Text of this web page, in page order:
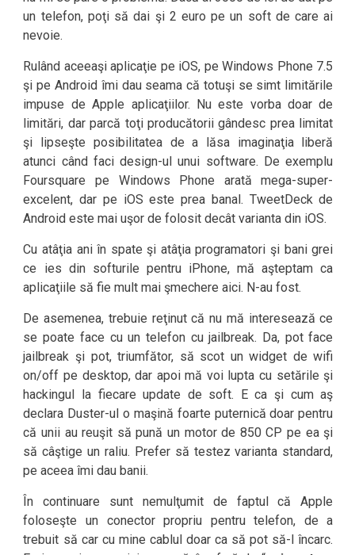
un telefon, poţi să dai şi 2 euro pe un soft de care ai
nevoie.
Rulând aceeaşi aplicaţie pe iOS, pe Windows Phone 7.5
şi pe Android îmi dau seama că totuşi se simt limitările
impuse de Apple aplicaţiilor. Nu este vorba doar de
limitări, dar parcă toţi producătorii gândesc prea limitat
şi lipseşte posibilitatea de a lăsa imaginaţia liberă
atunci când faci design-ul unui software. De exemplu
Foursquare pe Windows Phone arată mega-super-
excelent, dar pe iOS este prea banal. TweetDeck de
Android este mai uşor de folosit decât varianta din iOS.
Cu atâţia ani în spate şi atâţia programatori şi bani grei
ce ies din softurile pentru iPhone, mă aşteptam ca
aplicaţiile să fie mult mai şmechere aici. N-au fost.
De asemenea, trebuie reţinut că nu mă interesează ce
se poate face cu un telefon cu jailbreak. Da, pot face
jailbreak şi pot, triumfător, să scot un widget de wifi
on/off pe desktop, dar apoi mă voi lupta cu setările şi
hackingul la fiecare update de soft. E ca şi cum aş
declara Duster-ul o maşină foarte puternică doar pentru
că unii au reuşit să pună un motor de 850 CP pe ea şi
să câştige un raliu. Prefer să testez varianta standard,
pe aceea îmi dau banii.
În continuare sunt nemulţumit de faptul că Apple
foloseşte un conector propriu pentru telefon, de a
trebuit să car cu mine cablul doar ca să pot să-l încarc.